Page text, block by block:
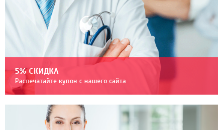
5% СКИДКА
Распечатайте купон с нашего сайта